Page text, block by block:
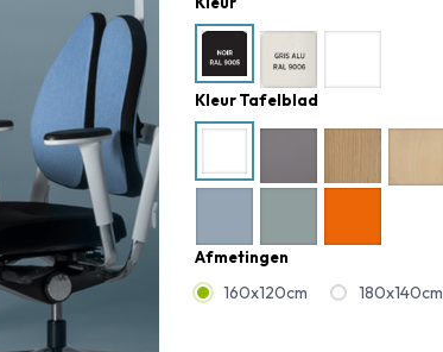
Kleur Tafelblad
Afmetingen
160x120cm 180x140cm